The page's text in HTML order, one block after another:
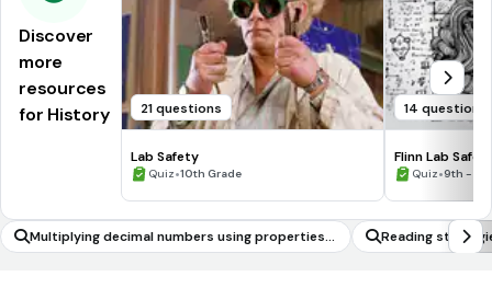
Discover
more
resources
for History
21 questions
Lab Safety
Quiz•10th Grade
14 questions
Flinn Lab
Quiz•9th -
Multiplying decimal numbers using properties o
f operations
Reading